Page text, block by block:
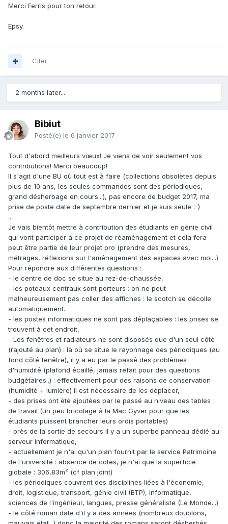
Merci Ferris pour ton retour.
Epsy.
Citer
2 months later...
Bibiut
Posté(e) le 6 janvier 2017
Tout d'abord meilleurs vœux! Je viens de voir seulement vos
contributions! Merci beaucoup!
Il s'agit d'une BU où tout est à faire (collections obsolètes depuis
plus de 10 ans, les seules commandes sont des périodiques,
grand désherbage en cours...), pas encore de budget 2017, ma
prise de poste date de septembre dernier et je suis seule :-)
...
Je vais bientôt mettre à contribution des étudiants en génie civil
qui vont participer à ce projet de réaménagement et cela fera
peut être partie de leur projet pro (prendre des mesures,
métrages, réflexions sur l'aménagement des espaces avec moi...)
Pour répondre aux différentes questions :
- le centre de doc se situe au rez-de-chaussée,
- les poteaux centraux sont porteurs : on ne peut
malheureusement pas coller des affiches : le scotch se décolle
automatiquement.
- les postes informatiques ne sont pas déplaçables : les prises se
trouvent à cet endroit,
- Les fenêtres et radiateurs ne sont disposés que d'un seul côté
(rajouté au plan) : là où se situe le rayonnage des périodiques (au
fond côté fenêtre), il y a eu par le passé des problèmes
d'humidité (plafond écaillé, jamais refait pour des questions
budgétaires..) : effectivement pour des raisons de conservation
(humidité + lumière) il est nécessaire de les déplacer,
- des prises ont été ajoutées par le passé au niveau des tables
de travail (un peu bricolage à la Mac Gyver pour que les
étudiants puissent brancher leurs ordis portables)
- près de la sortie de secours il y a un superbe panneau dédié au
serveur informatique,
- actuellement je n'ai qu'un plan fournit par le service Patrimoine
de l'université : absence de cotes, je n'ai que la superficie
globale : 306,83m² (cf plan joint)
- les périodiques couvrent des disciplines liées à l'économie,
droit, logistique, transport, génie civil (BTP), informatique,
sciences de l'ingénieur, langues, presse généraliste (Le Monde...)
- le côté roman date d'il y a des années (nombreux doublons,